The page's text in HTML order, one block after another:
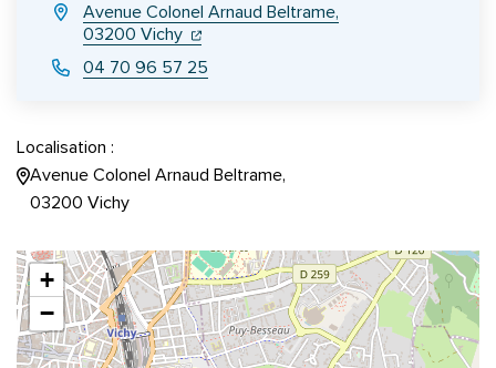
Avenue Colonel Arnaud Beltrame,
03200 Vichy (ouverture dans un nouvel onglet)
(ouverture dans un nouvel onglet)
04 70 96 57 25
Localisation :
Avenue Colonel Arnaud Beltrame,
03200 Vichy
+
−